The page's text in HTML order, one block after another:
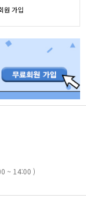
원 가입
~ 14:00 )